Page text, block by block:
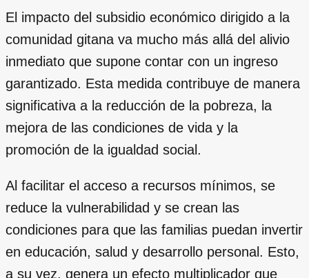
El impacto del subsidio económico dirigido a la
comunidad gitana va mucho más allá del alivio
inmediato que supone contar con un ingreso
garantizado. Esta medida contribuye de manera
significativa a la reducción de la pobreza, la
mejora de las condiciones de vida y la
promoción de la igualdad social.
Al facilitar el acceso a recursos mínimos, se
reduce la vulnerabilidad y se crean las
condiciones para que las familias puedan invertir
en educación, salud y desarrollo personal. Esto,
a su vez, genera un efecto multiplicador que